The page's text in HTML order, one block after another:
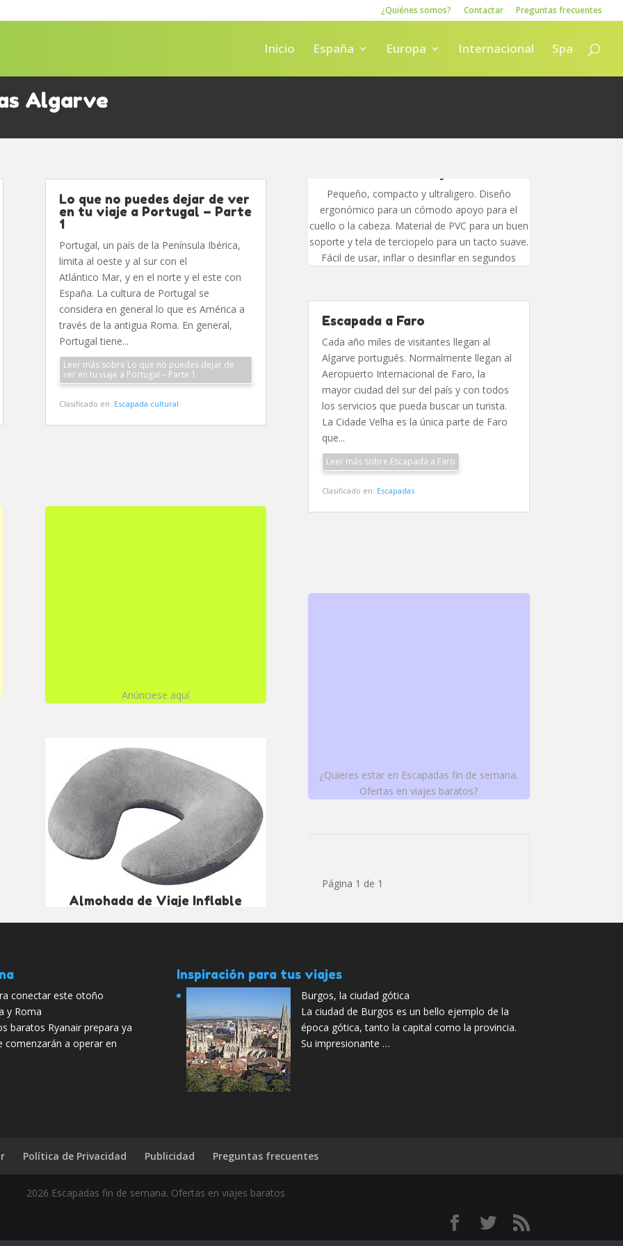
¿Quiénes somos? Contactar Preguntas frecuentes
Inicio España Europa Internacional Spa
Algarve
Lo que no puedes dejar de ver
en tu viaje a Portugal – Parte
1
Portugal, un país de la Península Ibérica,
limita al oeste y al sur con el
Atlántico Mar, y en el norte y el este con
España. La cultura de Portugal se
considera en general lo que es América a
través de la antigua Roma. En general,
Portugal tiene...
Leer más sobre Lo que no puedes dejar de
ver en tu viaje a Portugal – Parte 1
Clasificado en: Escapada cultural
Anúnciese aquí
Almohada de Viaje Inflable
Pequeño, compacto y ultraligero. Diseño
ergonómico para un cómodo apoyo para el
cuello o la cabeza. Material de PVC para un buen
soporte y tela de terciopelo para un tacto suave.
Fácil de usar, inflar o desinflar en segundos
Escapada a Faro
Cada año miles de visitantes llegan al
Algarve portugués. Normalmente llegan al
Aeropuerto Internacional de Faro, la
mayor ciudad del sur del país y con todos
los servicios que pueda buscar un turista.
La Cidade Velha es la única parte de Faro
que...
Leer más sobre Escapada a Faro
Clasificado en: Escapadas
¿Quieres estar en Escapadas fin de semana.
Ofertas en viajes baratos?
Página 1 de 1
conectar este otoño
y Roma
baratos Ryanair prepara ya
comenzarán a operar en
Inspiración para tus viajes
Burgos, la ciudad gótica
La ciudad de Burgos es un bello ejemplo de la
época gótica, tanto la capital como la provincia.
Su impresionante …
Política de Privacidad Publicidad Preguntas frecuentes
2026 Escapadas fin de semana. Ofertas en viajes baratos